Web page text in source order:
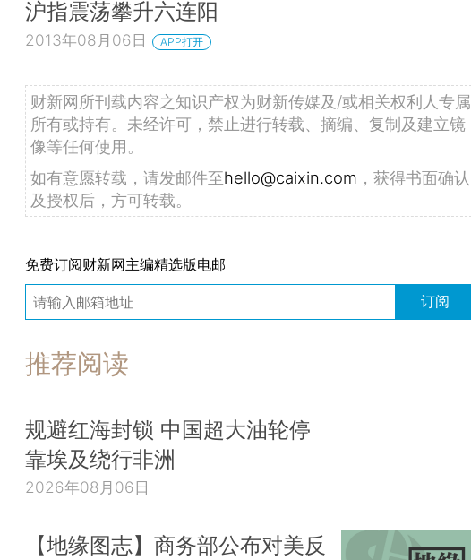
沪指震荡攀升六连阳
2013年08月06日 APP打开
财新网所刊载内容之知识产权为财新传媒及/或相关权利人专属
所有或持有。未经许可，禁止进行转载、摘编、复制及建立镜
像等任何使用。
如有意愿转载，请发邮件至hello@caixin.com ，获得书面确认
及授权后，方可转载。
免费订阅财新网主编精选版电邮
订阅
推荐阅读
规避红海封锁 中国超大油轮停
靠埃及绕行非洲
2026年08月06日
【地缘图志】商务部公布对美反